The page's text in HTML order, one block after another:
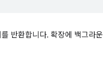
반환합니다. 확장에 백그라운